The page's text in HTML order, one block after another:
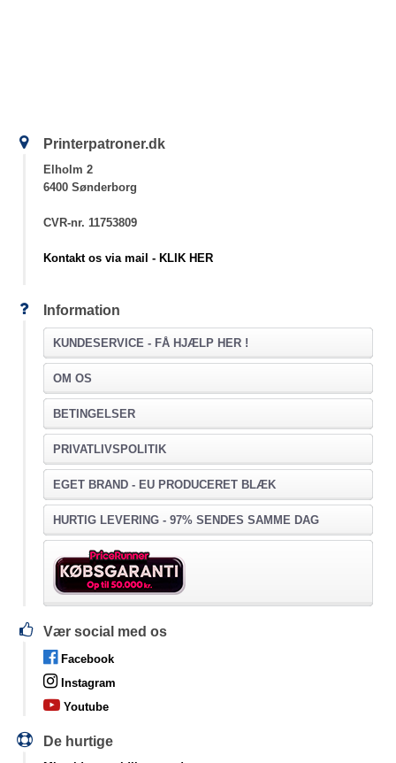
Printerpatroner.dk
Elholm 2
6400 Sønderborg
CVR-nr. 11753809
Kontakt os via mail - KLIK HER
Information
KUNDESERVICE - FÅ HJÆLP HER !
OM OS
BETINGELSER
PRIVATLIVSPOLITIK
EGET BRAND - EU PRODUCERET BLÆK
HURTIG LEVERING - 97% SENDES SAMME DAG
Vær social med os
Facebook
Instagram
Youtube
De hurtige